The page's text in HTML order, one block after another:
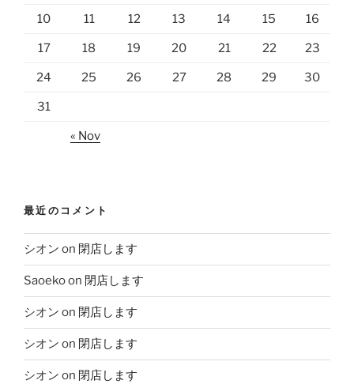
10 11 12 13 14 15 16
17 18 19 20 21 22 23
24 25 26 27 28 29 30
31
« Nov
最近のコメント
シオン on 閉店します
Saoekoon 閉店します
シオン on 閉店します
シオン on 閉店します
シオン on 閉店します